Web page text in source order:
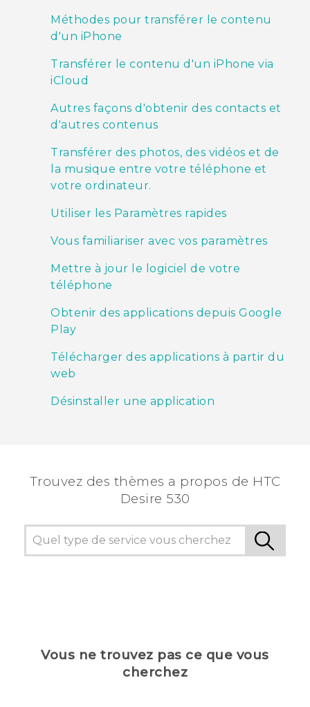
Méthodes pour transférer le contenu
d'un iPhone
Transférer le contenu d'un iPhone via
iCloud
Autres façons d'obtenir des contacts et
d'autres contenus
Transférer des photos, des vidéos et de
la musique entre votre téléphone et
votre ordinateur.
Utiliser les Paramètres rapides
Vous familiariser avec vos paramètres
Mettre à jour le logiciel de votre
téléphone
Obtenir des applications depuis Google
Play
Télécharger des applications à partir du
web
Désinstaller une application
Trouvez des thèmes a propos de HTC
Desire 530
Vous ne trouvez pas ce que vous
cherchez